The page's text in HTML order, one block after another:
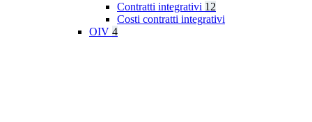
Contratti integrativi 12
Costi contratti integrativi
OIV 4